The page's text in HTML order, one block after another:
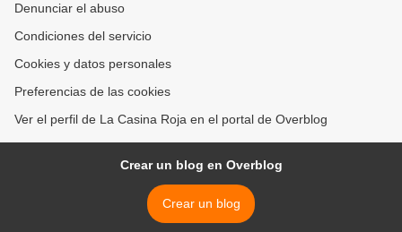
Denunciar el abuso
Condiciones del servicio
Cookies y datos personales
Preferencias de las cookies
Ver el perfil de La Casina Roja en el portal de Overblog
Crear un blog en Overblog
Crear un blog